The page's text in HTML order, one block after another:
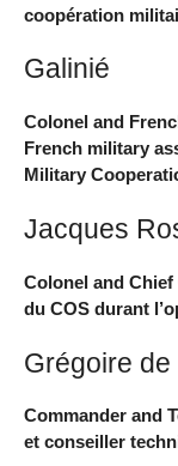
coopération
Galinié
Colonel and
French military
Military
Jacques
Colonel and
du COS durant
Grégoire
Commander and
et conseiller